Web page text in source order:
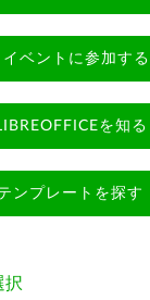
イベントに参加する
を知る
ンプレートを探す
択